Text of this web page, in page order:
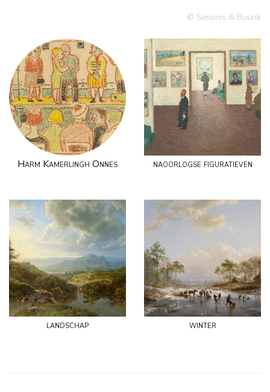
© Simonis & Buunk
Harm Kamerlingh Onnes naoorlogse figuratieven
landschap winter